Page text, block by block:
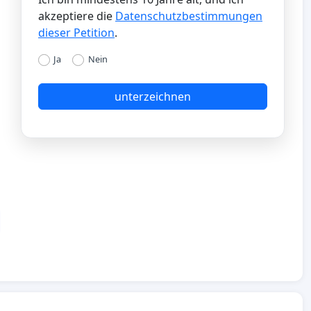
akzeptiere die Datenschutzbestimmungen
dieser Petition.
Ja Nein
unterzeichnen